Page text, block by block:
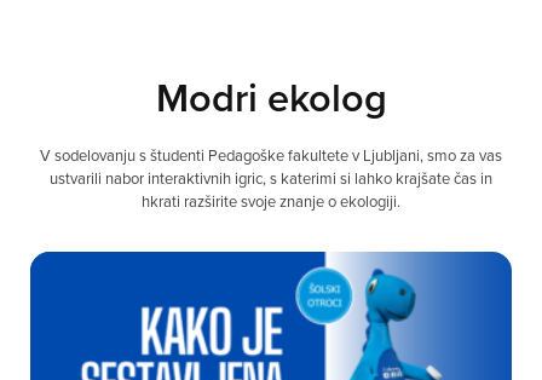
Modri ekolog
V sodelovanju s študenti Pedagoške fakultete v Ljubljani, smo za vas
ustvarili nabor interaktivnih igric, s katerimi si lahko krajšate čas in
hkrati razširite svoje znanje o ekologiji.